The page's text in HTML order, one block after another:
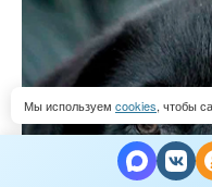
Мы используем cookies, чтобы